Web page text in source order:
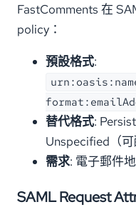
FastComments 在
policy：
預設格式:
替代格式:
Unspecified（可
需求: 電子郵件
SAML Request